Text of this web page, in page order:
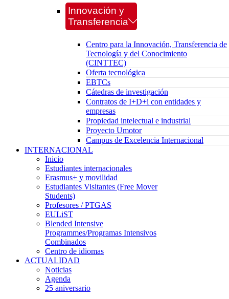
Innovación y
Transferencia
Centro para la Innovación, Transferencia de
Tecnología y del Conocimiento
(CINTTEC)
Oferta tecnológica
EBTCs
Cátedras de investigación
Contratos de I+D+i con entidades y
empresas
Propiedad intelectual e industrial
Proyecto Umotor
Campus de Excelencia Internacional
INTERNACIONAL
Inicio
Estudiantes internacionales
Erasmus+ y movilidad
Estudiantes Visitantes (Free Mover
Students)
Profesores / PTGAS
EULiST
Blended Intensive
Programmes/Programas Intensivos
Combinados
Centro de idiomas
ACTUALIDAD
Noticias
Agenda
25 aniversario